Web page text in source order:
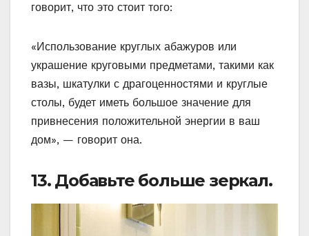
говорит, что это стоит того:
«Использование круглых абажуров или
украшение круговыми предметами, такими как
вазы, шкатулки с драгоценностями и круглые
столы, будет иметь большое значение для
привнесения положительной энергии в ваш
дом», — говорит она.
13. Добавьте больше зеркал.